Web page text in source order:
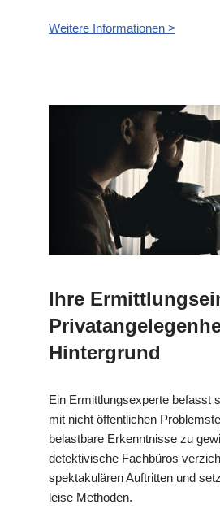
Weitere Informationen >
Ihre
Hintergrund
Ein Ermittlungsexperte befasst
mit nicht öffentlichen
belastbare Erkenntnisse zu
detektivische Fachbüros
spektakulären Auftritten und
leise Methoden.